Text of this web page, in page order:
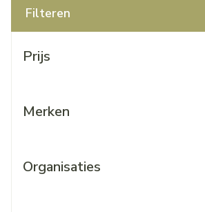
Filteren
Prijs
Merken
Organisaties